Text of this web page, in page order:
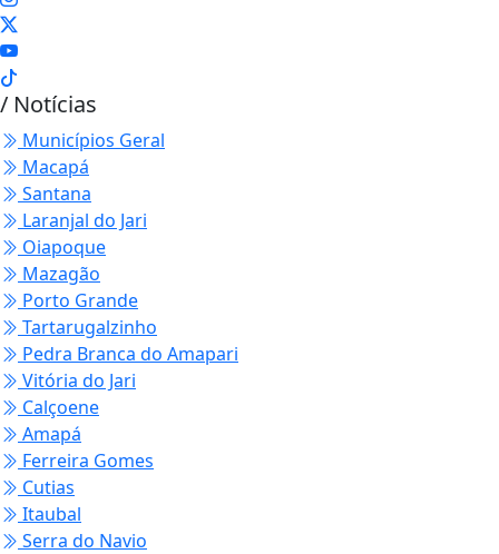
/ Notícias
Municípios Geral
Macapá
Santana
Laranjal do Jari
Oiapoque
Mazagão
Porto Grande
Tartarugalzinho
Pedra Branca do Amapari
Vitória do Jari
Calçoene
Amapá
Ferreira Gomes
Cutias
Itaubal
Serra do Navio